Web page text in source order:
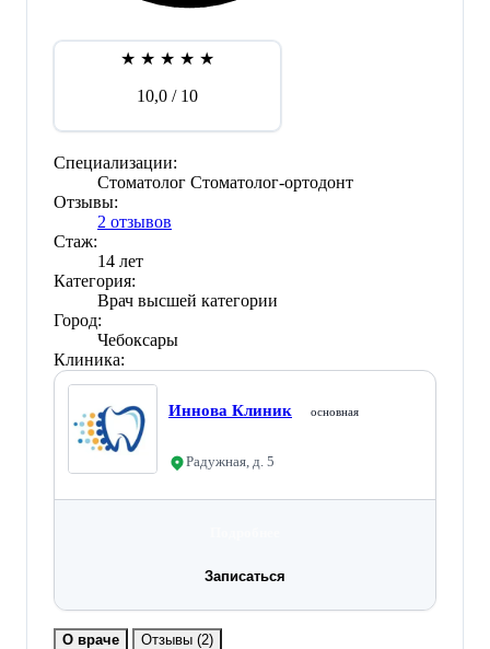
★ ★ ★ ★ ★
10,0 / 10
Специализации:
Стоматолог Стоматолог-ортодонт
Отзывы:
2 отзывов
Стаж:
14 лет
Категория:
Врач высшей категории
Город:
Чебоксары
Клиника:
Иннова Клиник основная
Радужная, д. 5
Записаться
О враче Отзывы (2)